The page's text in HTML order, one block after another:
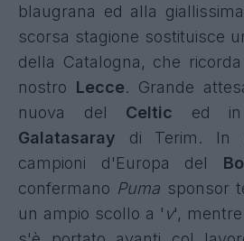
blaugrana ed alla
scorsa stagione sostituisce
della Catalogna, che
nostro Lecce. Grande
nuova del Celtic ed
Galatasaray di Terim. In
campioni d'Europa del
confermano Puma sponsor
un ampio scollo a ' v',